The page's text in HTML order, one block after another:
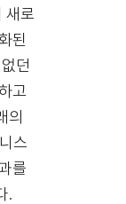
새로
된
던
고
의
스
를
.